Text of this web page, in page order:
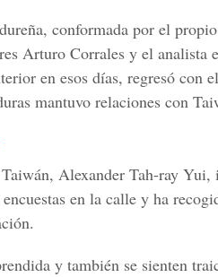
conformada por el
Arturo Corrales y el analista
en esos días, regresó con
mantuvo relaciones con
Alexander Tah-ray
en la calle y ha
y también se sienten